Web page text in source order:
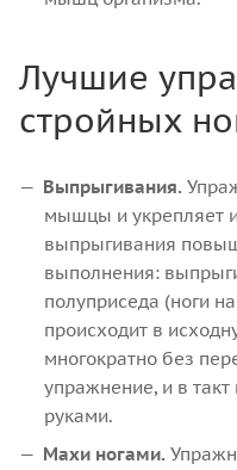
Лучшие
стройных
Выпрыгивания.
мышцы и укрепляет
выпрыгивания
выполнения:
полуприседа (ноги
происходит в
многократно без
упражнение, и в
руками.
Махи ногами.